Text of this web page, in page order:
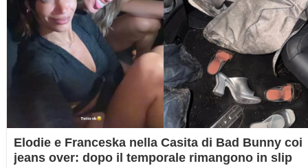
Elodie e Franceska nella Casita di Bad Bunny coi
jeans over: dopo il temporale rimangono in slip